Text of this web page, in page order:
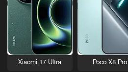
Poco X8 Pro
Xiaomi 17 Ultra